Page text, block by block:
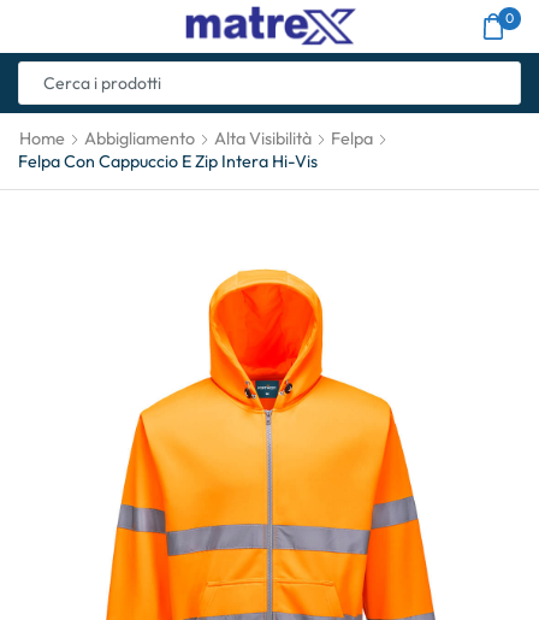
0
Home Abbigliamento Alta Visibilità
Felpa
Felpa Con Cappuccio E Zip Intera Hi-Vis